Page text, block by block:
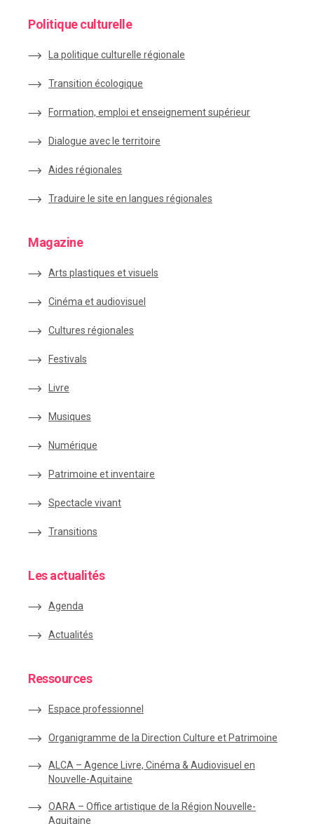
Politique culturelle
La politique culturelle régionale
Transition écologique
Formation, emploi et enseignement supérieur
Dialogue avec le territoire
Aides régionales
Traduire le site en langues régionales
Magazine
Arts plastiques et visuels
Cinéma et audiovisuel
Cultures régionales
Festivals
Livre
Musiques
Numérique
Patrimoine et inventaire
Spectacle vivant
Transitions
Les actualités
Agenda
Actualités
Ressources
Espace professionnel
Organigramme de la Direction Culture et Patrimoine
ALCA – Agence Livre, Cinéma & Audiovisuel en
Nouvelle-Aquitaine
OARA – Office artistique de la Région Nouvelle-
Aquitaine